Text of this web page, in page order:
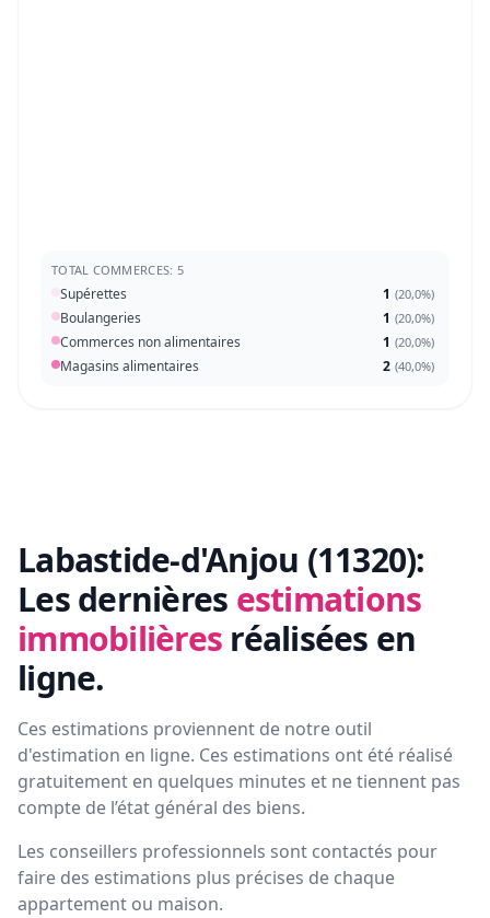
TOTAL COMMERCES: 5
Supérettes 1 (20,0%)
Boulangeries 1 (20,0%)
Commerces non alimentaires 1 (20,0%)
Magasins alimentaires 2 (40,0%)
Labastide-d'Anjou (11320):
Les dernières estimations
immobilières réalisées en
ligne.
Ces estimations proviennent de notre outil
d'estimation en ligne. Ces estimations ont été réalisé
gratuitement en quelques minutes et ne tiennent pas
compte de l’état général des biens.
Les conseillers professionnels sont contactés pour
faire des estimations plus précises de chaque
appartement ou maison.